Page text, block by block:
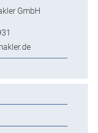
GmbH